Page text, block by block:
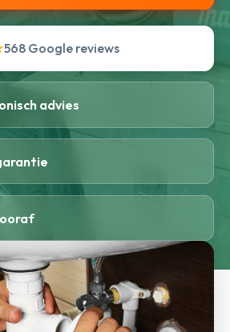
568 Google reviews
advies